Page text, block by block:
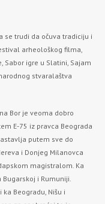
se trudi da očuva tradiciju i
arheološkog filma,
Sabor igre u Slatini, Sajam
stvaralaštva
Bor je veoma dobro
E-75 iz pravca Beograda
putem sve do
i Donjeg Milanovca
magistralom. Ka
i Rumuniji.
Beogradu, Nišu i